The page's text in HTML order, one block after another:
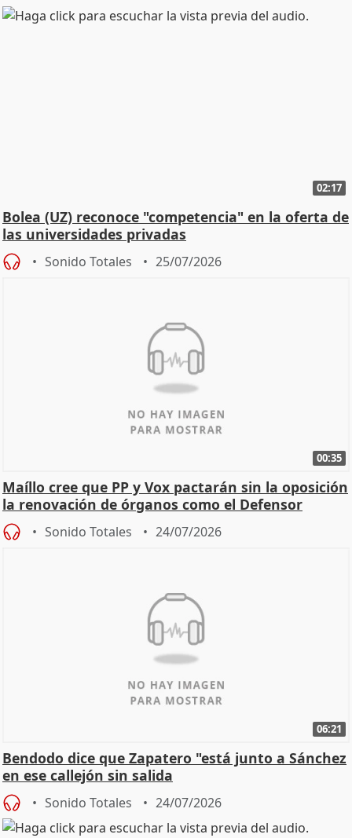
02:17
Bolea (UZ) reconoce "competencia" en la oferta de
las universidades privadas
Sonido Totales 25/07/2026
00:35
Maíllo cree que PP y Vox pactarán sin la oposición
la renovación de órganos como el Defensor
Sonido Totales 24/07/2026
06:21
Bendodo dice que Zapatero "está junto a Sánchez
en ese callejón sin salida
Sonido Totales 24/07/2026